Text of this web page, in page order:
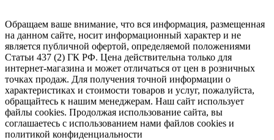
Обращаем ваше внимание, что вся информация, размещенная
на данном сайте, носит информационный характер и не
является публичной офертой, определяемой положениями
Статьи 437 (2) ГК РФ. Цена действительна только для
интернет-магазина и может отличаться от цен в розничных
точках продаж. Для получения точной информации о
характеристиках и стоимости товаров и услуг, пожалуйста,
обращайтесь к нашим менеджерам. Наш сайт использует
файлы cookies. Продолжая использование сайта, вы
соглашаетесь с использованием нами файлов cookies и
политикой конфиденциальности